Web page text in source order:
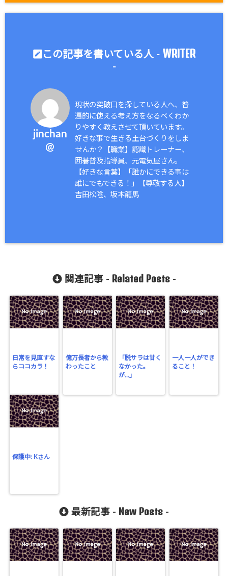
この記事を書いている人 - WRITER
-
jinchan
@
現状の突破口を探している人へ、普
遍的に使える考え方をなるべくわか
りやすく教えさせて頂いています。
好きな事で生きる土台づくりをしま
せんか？【職業】認識トレーナー、
囲碁普及指導員、元電気屋さん。
【好きな言葉】「誰かにできる事は
誰にでもできる！」【尊敬する人】
吉田松陰、坂本龍馬
関連記事 - Related Posts-
日常を見直すな
らココカラ！
億万長者から教
わったこと
「脱サラは甘く
なかった。
が…」
一人一人ができ
ること！
保護中: Kさん
最新記事 - New Posts -